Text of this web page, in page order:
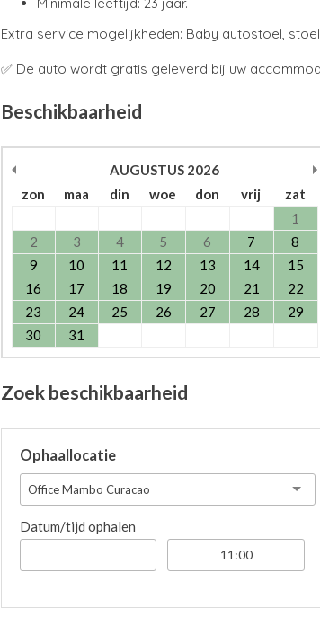
Extra service mogelijkheden: Baby autostoel,
✅ De auto wordt gratis geleverd bij uw
Beschikbaarheid
AUGUSTUS 2026
zon
maa din woe don vrij
zat
1
2
3 4 5 6 7
8
9
10 11 12 13 14
15
16
17 18 19 20 21
22
23
24 25 26 27 28
29
30
31
Zoek beschikbaarheid
Ophaallocatie
Office Mambo Curacao
Datum/tijd ophalen